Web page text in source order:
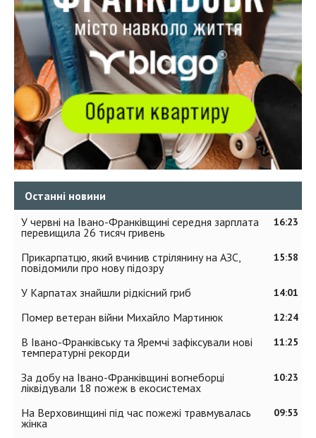
Останні новини
16:23
У червні на Івано-Франківщині середня зарплата
перевищила 26 тисяч гривень
15:58
Прикарпатцю, який вчинив стрілянину на АЗС,
повідомили про нову підозру
14:01
У Карпатах знайшли рідкісний гриб
12:24
Помер ветеран війни Михайло Мартинюк
11:25
В Івано-Франківську та Яремчі зафіксували нові
температурні рекорди
10:23
За добу на Івано-Франківщині вогнеборці
ліквідували 18 пожеж в екосистемах
09:53
На Верховинщині під час пожежі травмувалась
жінка